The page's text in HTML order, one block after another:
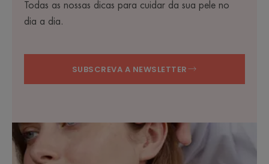
Todas as nossas dicas para cuidar da sua pele no
dia a dia.
SUBSCREVA A NEWSLETTER